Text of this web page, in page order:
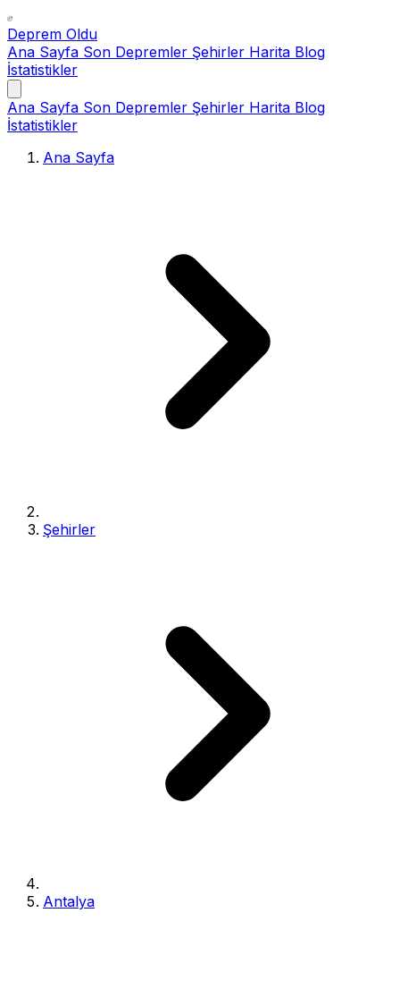
Deprem Oldu
Ana Sayfa Son Depremler Şehirler Harita Blog
İstatistikler
Ana Sayfa Son Depremler Şehirler Harita Blog
İstatistikler
Ana Sayfa
Şehirler
Antalya